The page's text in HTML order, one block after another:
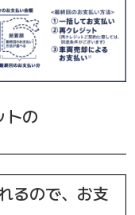
トの
るので、お支